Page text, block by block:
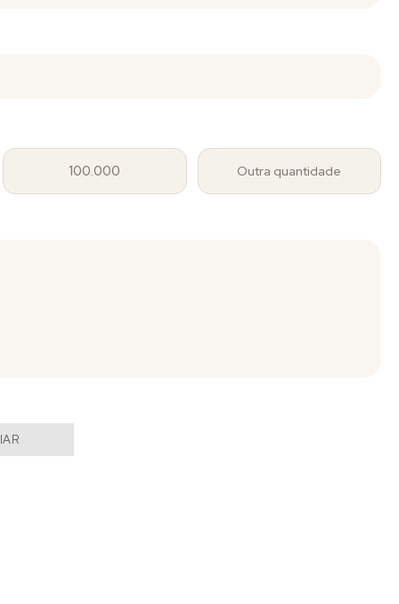
100.000 Outra quantidade